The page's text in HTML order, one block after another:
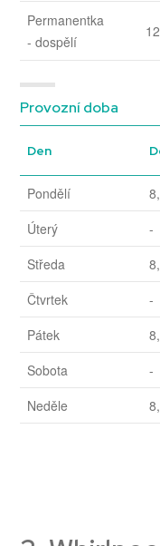
Permanentka
- dospělí
Provozní doba
Den
Pondělí
Úterý
-
Středa
Čtvrtek
-
Pátek
Sobota
-
Neděle